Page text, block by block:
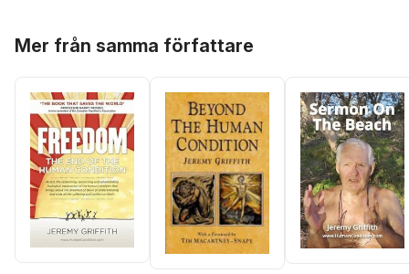
Mer från samma författare